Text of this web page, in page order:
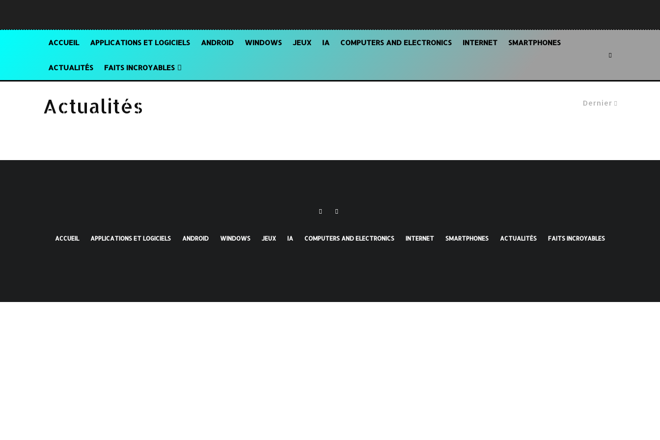
ACCUEIL APPLICATIONS ET LOGICIELS ANDROID WINDOWS JEUX IA COMPUTERS AND ELECTRONICS INTERNET SMARTPHONES
ACTUALITÉS FAITS INCROYABLES
Dernier
Actualités
ACCUEIL APPLICATIONS ET LOGICIELS ANDROID WINDOWS JEUX IA COMPUTERS AND ELECTRONICS INTERNET SMARTPHONES ACTUALITÉS FAITS INCROYABLES